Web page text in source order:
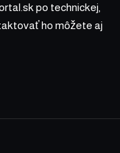
po technickej,
ho môžete aj